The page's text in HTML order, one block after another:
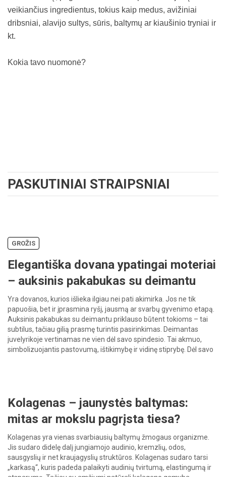
veikiančius ingredientus, tokius kaip medus, avižiniai
dribsniai, alavijo sultys, sūris, baltymų ar kiaušinio tryniai ir
kt.
Kokia tavo nuomonė?
PASKUTINIAI STRAIPSNIAI
GROŽIS
Elegantiška dovana ypatingai moteriai
– auksinis pakabukas su deimantu
Yra dovanos, kurios išlieka ilgiau nei pati akimirka. Jos ne tik
papuošia, bet ir įprasmina ryšį, jausmą ar svarbų gyvenimo etapą.
Auksinis pakabukas su deimantu priklauso būtent tokioms – tai
subtilus, tačiau gilią prasmę turintis pasirinkimas. Deimantas
juvelyrikoje vertinamas ne vien dėl savo spindesio. Tai akmuo,
simbolizuojantis pastovumą, ištikimybę ir vidinę stiprybę. Dėl savo
Kolagenas – jaunystės baltymas:
mitas ar mokslu pagrįsta tiesa?
Kolagenas yra vienas svarbiausių baltymų žmogaus organizme.
Jis sudaro didelę dalį jungiamojo audinio, kremzlių, odos,
sausgyslių ir net kraujagyslių struktūros. Kolagenas sudaro tarsi
„karkasą“, kuris padeda palaikyti audinių tvirtumą, elastingumą ir